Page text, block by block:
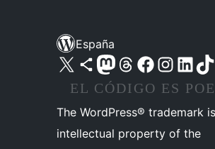
España
Visita nuestra cuenta de X (anteriormente Twitter)
Visita nuestra cuenta de Bluesky
Visita nuestra cuenta de Mastodon
Visita nuestra cuenta de Threads
Visita nuestra página de Facebook
Visita nuestra cuenta de
Visita nuestra
Visita
EL CÓDIGO ES
The WordPress® trademark
intellectual property of the